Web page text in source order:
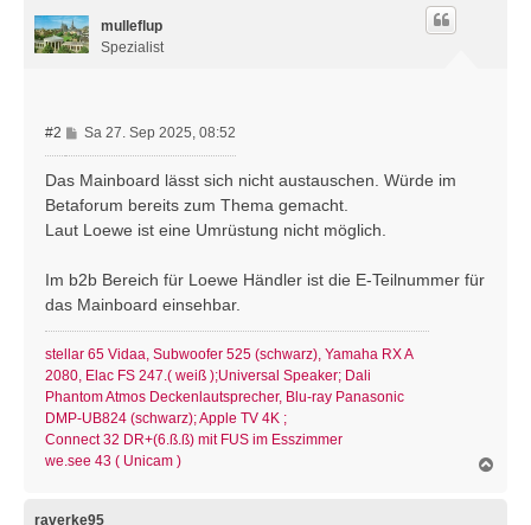
mulleflup
Spezialist
#2
B
e
i
r
a
Sa 27. Sep 2025, 08:52
Das Mainboard lässt sich nicht austauschen. Würde im
Betaforum bereits zum Thema gemacht.
Laut Loewe ist eine Umrüstung nicht möglich.
Im b2b Bereich für Loewe Händler ist die E-Teilnummer für
das Mainboard einsehbar.
stellar 65 Vidaa, Subwoofer 525 (schwarz), Yamaha RX A
2080, Elac FS 247.( weiß );Universal Speaker; Dali
Phantom Atmos Deckenlautsprecher, Blu-ray Panasonic
DMP-UB824 (schwarz); Apple TV 4K ;
Connect 32 DR+(6.ß.ß) mit FUS im Esszimmer
we.see 43 ( Unicam )
raverke95